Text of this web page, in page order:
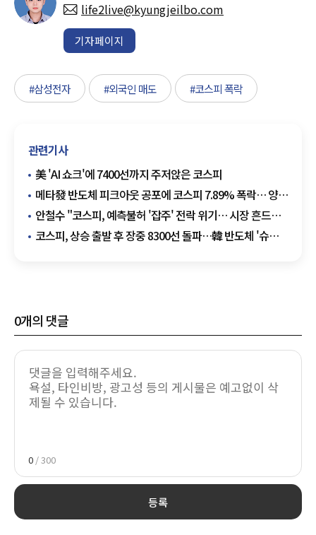
life2live@kyungjeilbo.com
기자페이지
#삼성전자 #외국인 매도 #코스피 폭락
관련기사
美 'AI 쇼크'에 7400선까지 주저앉은 코스피
메타發 반도체 피크아웃 공포에 코스피 7.89% 폭락… 양대
사이드카 '검은 목요일'
안철수 "코스피, 예측불허 '잡주' 전락 위기… 시장 흔드는
삼전닉스 ETF 상폐해야"
코스피, 상승 출발 후 장중 8300선 돌파…韓 반도체 '슈퍼
0개의 댓글
0 / 300
등록